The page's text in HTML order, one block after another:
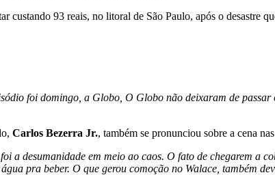
custando 93 reais, no litoral de São Paulo, após o desastre
foi domingo, a Globo, O Globo não deixaram de
Carlos Bezerra Jr., também se pronunciou sobre a cena
a desumanidade em meio ao caos. O fato de chegarem a
pra beber. O que gerou comoção no Walace, também